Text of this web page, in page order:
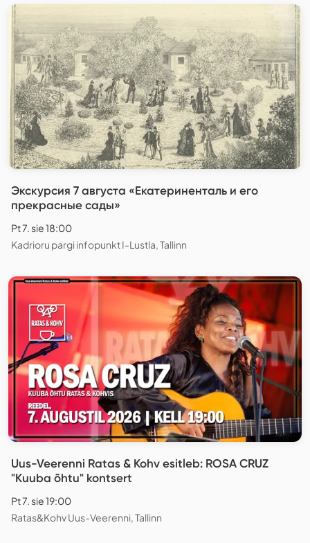
Экскурсия 7 августа «Екатериненталь и его
прекрасные сады»
Pt 7. sie 18:00
Kadrioru pargi infopunkt I-Lustla, Tallinn
Uus-Veerenni Ratas & Kohv esitleb: ROSA CRUZ
"Kuuba õhtu" kontsert
Pt 7. sie 19:00
Ratas&Kohv Uus-Veerenni, Tallinn